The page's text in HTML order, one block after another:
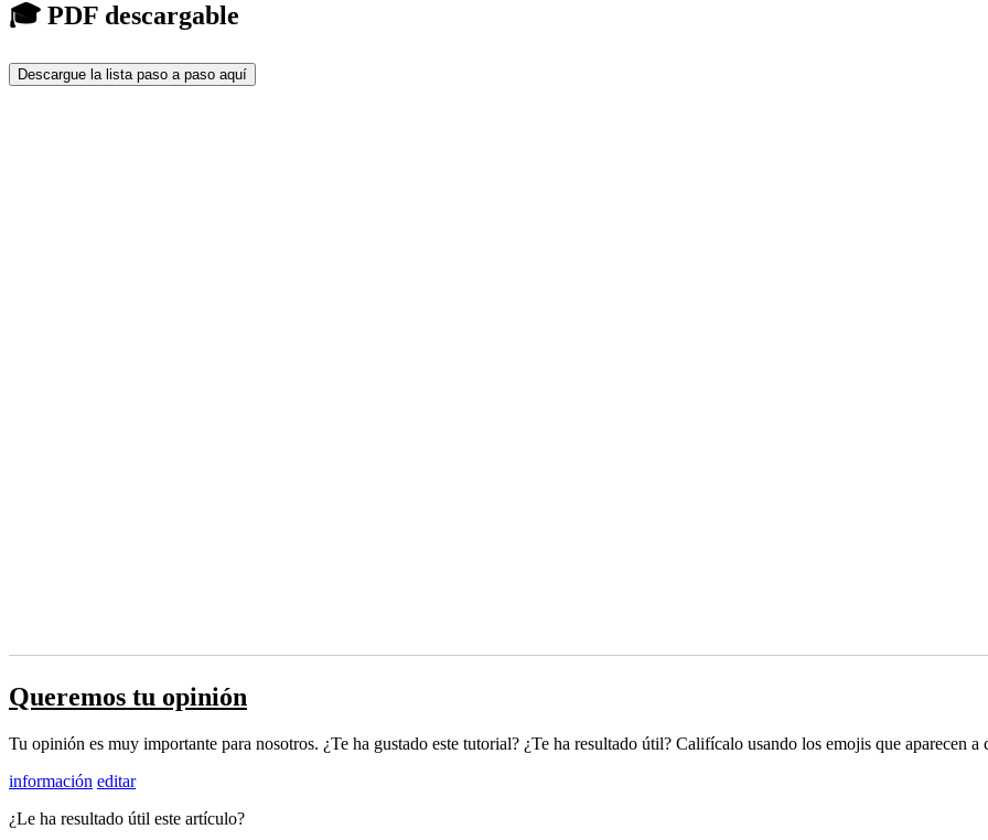
🎓 PDF descargable
Descargue la lista paso a paso aquí
Queremos tu opinión
Tu opinión es muy importante para nosotros. ¿Te ha gustado este tutorial? ¿Te ha resultado útil? Califícalo usando los emojis que aparecen a
información editar
¿Le ha resultado útil este artículo?